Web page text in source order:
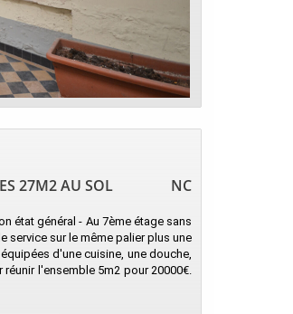
27M2 AU SOL NC
état général - Au 7ème étage sans
service sur le même palier plus une
d'une cuisine, une douche,
l'ensemble 5m2 pour 20000€.